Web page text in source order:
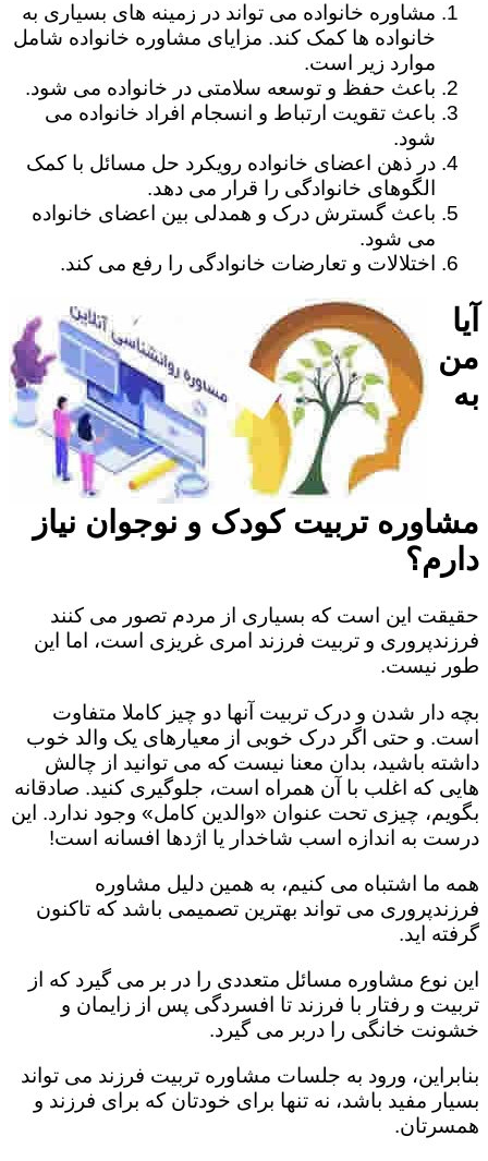
مشاوره خانواده می تواند در زمینه های بسیاری به
خانواده ها کمک کند. مزایای مشاوره خانواده شامل
موارد زیر است.
باعث حفظ و توسعه سلامتی در خانواده می شود.
باعث تقویت ارتباط و انسجام افراد خانواده می
شود.
در ذهن اعضای خانواده رویکرد حل مسائل با کمک
الگوهای خانوادگی را قرار می دهد.
باعث گسترش درک و همدلی بین اعضای خانواده
می شود.
اختلالات و تعارضات خانوادگی را رفع می کند.
آیا
من
به
مشاوره تربیت کودک و نوجوان نیاز
دارم؟
حقیقت این است که بسیاری از مردم تصور می کنند
فرزندپروری و تربیت فرزند امری غریزی است، اما این
طور نیست.
بچه دار شدن و درک تربیت آنها دو چیز کاملا متفاوت
است. و حتی اگر درک خوبی از معیارهای یک والد خوب
داشته باشید، بدان معنا نیست که می توانید از چالش
هایی که اغلب با آن همراه است، جلوگیری کنید. صادقانه
بگویم، چیزی تحت عنوان «والدین کامل» وجود ندارد. این
درست به اندازه اسب شاخدار یا اژدها افسانه است!
همه ما اشتباه می کنیم، به همین دلیل مشاوره
فرزندپروری می تواند بهترین تصمیمی باشد که تاکنون
گرفته اید.
این نوع مشاوره مسائل متعددی را در بر می گیرد که از
تربیت و رفتار با فرزند تا افسردگی پس از زایمان و
خشونت خانگی را دربر می گیرد.
بنابراین، ورود به جلسات مشاوره تربیت فرزند می تواند
بسیار مفید باشد، نه تنها برای خودتان که برای فرزند و
همسرتان.